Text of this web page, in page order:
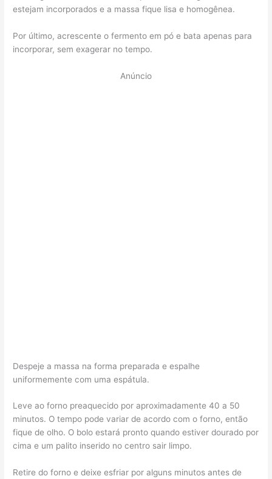
estejam incorporados e a massa fique lisa e homogênea.
Por último, acrescente o fermento em pó e bata apenas para
incorporar, sem exagerar no tempo.
Anúncio
Despeje a massa na forma preparada e espalhe
uniformemente com uma espátula.
Leve ao forno preaquecido por aproximadamente 40 a 50
minutos. O tempo pode variar de acordo com o forno, então
fique de olho. O bolo estará pronto quando estiver dourado por
cima e um palito inserido no centro sair limpo.
Retire do forno e deixe esfriar por alguns minutos antes de